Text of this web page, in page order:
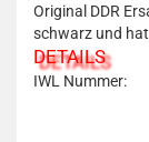
Original DDR
schwarz und
DETAILS
IWL Nummer: